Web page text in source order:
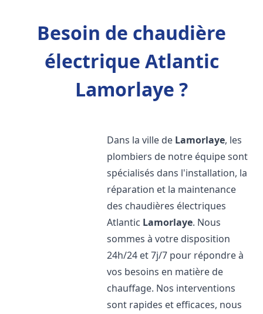
Besoin de chaudière
électrique Atlantic
Lamorlaye ?
Dans la ville de Lamorlaye, les
plombiers de notre équipe sont
spécialisés dans l'installation, la
réparation et la maintenance
des chaudières électriques
Atlantic Lamorlaye. Nous
sommes à votre disposition
24h/24 et 7j/7 pour répondre à
vos besoins en matière de
chauffage. Nos interventions
sont rapides et efficaces, nous